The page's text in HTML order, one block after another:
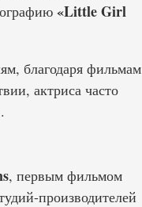
«Little Girl
благодаря фильмам
актриса часто
, первым фильмом
производителей